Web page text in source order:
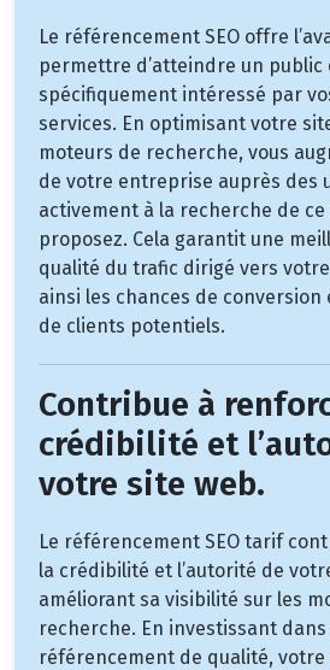
Le référencement SEO offre
permettre d’atteindre un public
spécifiquement intéressé par
services. En optimisant votre
moteurs de recherche, vous
de votre entreprise auprès des
activement à la recherche de ce
proposez. Cela garantit une
qualité du trafic dirigé vers
ainsi les chances de
de clients potentiels.
Contribue à
crédibilité et
votre site web.
Le référencement SEO tarif
la crédibilité et l’autorité de
améliorant sa visibilité sur les
recherche. En investissant
référencement de qualité, votre